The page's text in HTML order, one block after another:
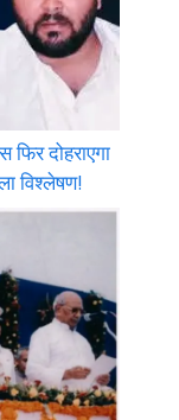
दोहराएगा
विश्लेषण!